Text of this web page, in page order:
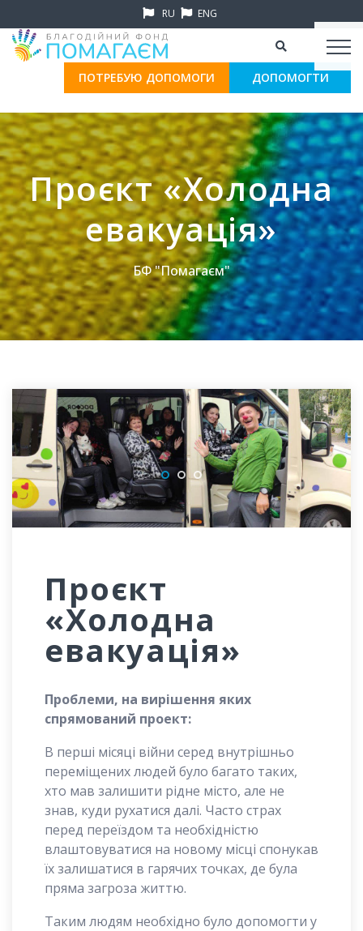
RU ENG
ПОТРЕБУЮ ДОПОМОГИ ДОПОМОГТИ
Проєкт «Холодна
евакуація»
БФ "Помагаєм"
Проєкт
«Холодна
евакуація»
Проблеми, на вирішення яких
спрямований проект:
В перші місяці війни серед внутрішньо
переміщених людей було багато таких,
хто мав залишити рідне місто, але не
знав, куди рухатися далі. Часто страх
перед переїздом та необхідністю
влаштовуватися на новому місці спонукав
їх залишатися в гарячих точках, де була
пряма загроза життю.
Таким людям необхідно було допомогти у